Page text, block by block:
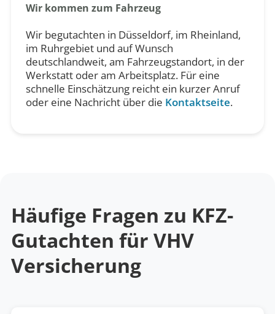
Wir kommen zum Fahrzeug
Wir begutachten in Düsseldorf, im Rheinland,
im Ruhrgebiet und auf Wunsch
deutschlandweit, am Fahrzeugstandort, in der
Werkstatt oder am Arbeitsplatz. Für eine
schnelle Einschätzung reicht ein kurzer Anruf
oder eine Nachricht über die Kontaktseite.
Häufige Fragen zu KFZ-
Gutachten für VHV
Versicherung